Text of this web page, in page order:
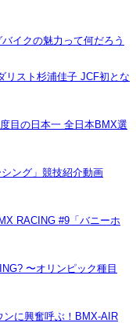
イクの魅力って何だろう
リスト杉浦佳子 JCF初とな
目の日本一 全日本BMX選
ング」競技紹介動画
RACING #9「バニーホ
〜オリンピック種目
ンに興奮呼ぶ！BMX-AIR